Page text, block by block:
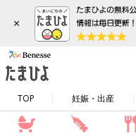
×
TOP 妊娠・出産